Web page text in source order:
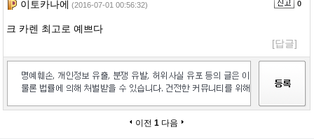
이토카나에 (2016-07-01 00:56:32) 0
크 카렌 최고로 예쁘다
[답글]
이전 1 다음